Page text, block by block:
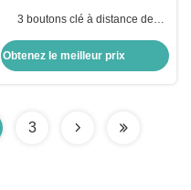
3 boutons clé à distance de
clé de remplacement boîte à clé à
distance Ferrari coque de clé
Obtenez le meilleur prix
3